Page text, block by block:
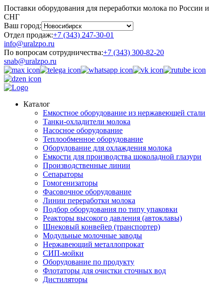
Поставки оборудования для переработки молока по России и
СНГ
Ваш город:
Отдел продаж:+7 (343) 247-30-01
info@uralzpo.ru
По вопросам сотрудничества:+7 (343) 300-82-20
snab@uralzpo.ru
Каталог
Емкостное оборудование из нержавеющей стали
Танки-охладители молока
Насосное оборудование
Теплообменное оборудование
Оборудование для охлаждения молока
Емкости для производства шоколадной глазури
Производственные линии
Сепараторы
Гомогенизаторы
Фасовочное оборудование
Линии переработки молока
Подбор оборудования по типу упаковки
Реакторы высокого давления (автоклавы)
Шнековый конвейер (транспортер)
Модульные молочные заводы
Нержавеющий металлопрокат
СИП-мойки
Оборудование по продукту
Флотаторы для очистки сточных вод
Дистиляторы